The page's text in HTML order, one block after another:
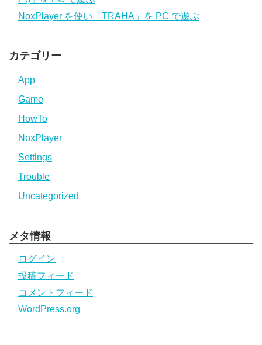
NoxPlayer を使い「TRAHA」を PC で遊ぶ
カテゴリー
App
Game
HowTo
NoxPlayer
Settings
Trouble
Uncategorized
メタ情報
ログイン
投稿フィード
コメントフィード
WordPress.org